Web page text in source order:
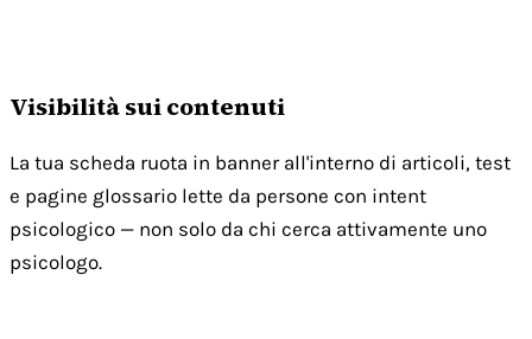
Visibilità sui contenuti
La tua scheda ruota in banner all'interno di articoli, test
e pagine glossario lette da persone con intent
psicologico — non solo da chi cerca attivamente uno
psicologo.